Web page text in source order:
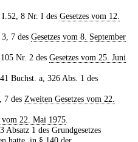
8 Nr. I des Gesetzes vom 12.
7 des Gesetzes vom 8. September
Nr. 2 des Gesetzes vom 25. Juni
Buchst. a, 326 Abs. 1 des
7 des Zweiten Gesetzes vom 22.
vom 22. Mai 1975.
1 des Grundgesetzes